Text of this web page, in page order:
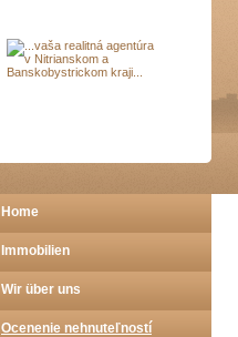
Home
Immobilien
Wir über uns
Ocenenie nehnuteľností